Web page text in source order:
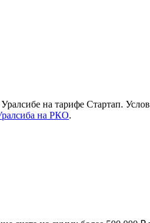
на тарифе Стартап.
на РКО.